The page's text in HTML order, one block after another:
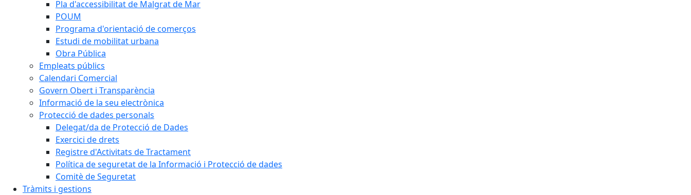
Pla d'accessibilitat de Malgrat de Mar
POUM
Programa d'orientació de comerços
Estudi de mobilitat urbana
Obra Pública
Empleats públics
Calendari Comercial
Govern Obert i Transparència
Informació de la seu electrònica
Protecció de dades personals
Delegat/da de Protecció de Dades
Exercici de drets
Registre d'Activitats de Tractament
Política de seguretat de la Informació i Protecció de dades
Comitè de Seguretat
Tràmits i gestions